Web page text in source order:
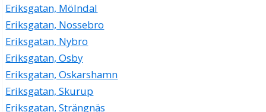
Eriksgatan, Mölndal
Eriksgatan, Nossebro
Eriksgatan, Nybro
Eriksgatan, Osby
Eriksgatan, Oskarshamn
Eriksgatan, Skurup
Eriksgatan, Strängnäs